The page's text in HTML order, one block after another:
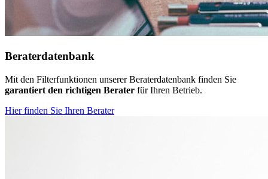
Beraterdatenbank
Mit den Filterfunktionen unserer Beraterdatenbank finden Sie
garantiert den richtigen Berater für Ihren Betrieb.
Hier finden Sie Ihren Berater